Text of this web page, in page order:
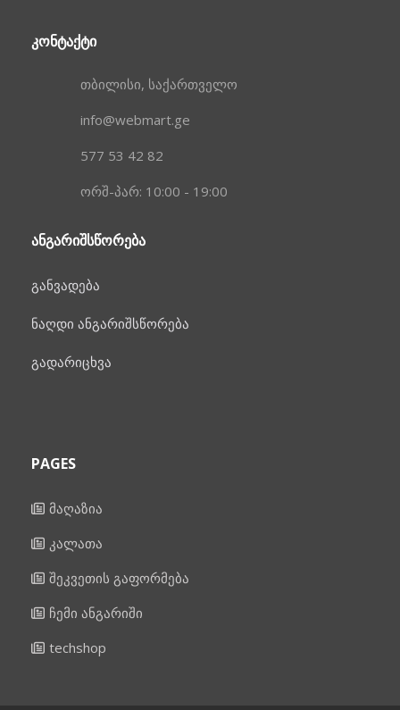
ᲙᲝᲜᲢᲐᲥᲢᲘ
თბილისი, საქართველო
info@webmart.ge
577 53 42 82
ორშ-პარ: 10:00 - 19:00
ᲐᲜᲒᲐᲠᲘᲨᲡᲬᲝᲠᲔᲑᲐ
განვადება
ნაღდი ანგარიშსწორება
გადარიცხვა
PAGES
მაღაზია
კალათა
შეკვეთის გაფორმება
ჩემი ანგარიში
techshop